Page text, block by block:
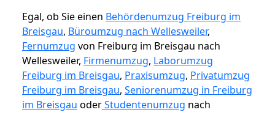
Egal, ob Sie einen Behördenumzug Freiburg im
Breisgau, Büroumzug nach Wellesweiler,
Fernumzug von Freiburg im Breisgau nach
Wellesweiler, Firmenumzug, Laborumzug
Freiburg im Breisgau, Praxisumzug, Privatumzug
Freiburg im Breisgau, Seniorenumzug in Freiburg
im Breisgau oderStudentenumzug nach